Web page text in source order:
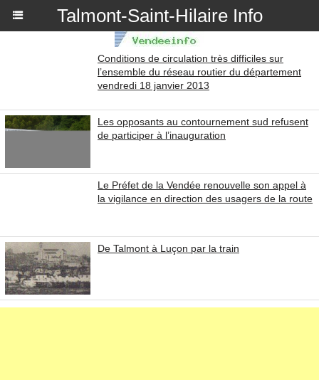
Talmont-Saint-Hilaire Info
Conditions de circulation très difficiles sur
l’ensemble du réseau routier du département
vendredi 18 janvier 2013
Les opposants au contournement sud refusent
de participer à l’inauguration
Le Préfet de la Vendée renouvelle son appel à
la vigilance en direction des usagers de la route
De Talmont à Luçon par la train